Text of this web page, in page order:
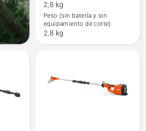
sobre
Aspire™
PE5-
2,8 kg
Peso (sin batería y sin
equipamiento de corte)
2,8 kg